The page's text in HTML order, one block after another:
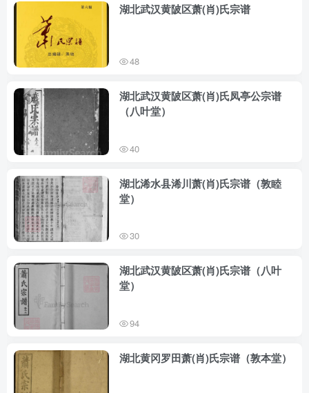
湖北武汉黄陂区萧(肖)氏宗谱
48
湖北武汉黄陂区萧(肖)氏凤亭公宗谱
（八叶堂）
40
湖北浠水县浠川萧(肖)氏宗谱（敦睦
堂）
30
湖北武汉黄陂区萧(肖)氏宗谱（八叶
堂）
94
湖北黄冈罗田萧(肖)氏宗谱（敦本堂）